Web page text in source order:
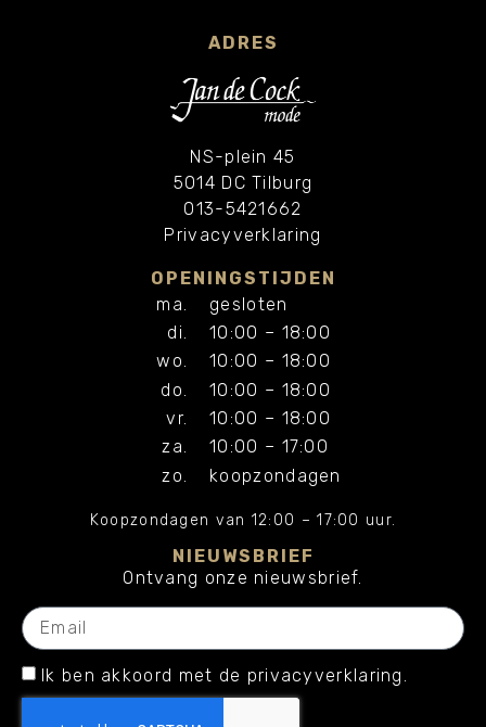
ADRES
NS-plein 45
5014 DC Tilburg
013-5421662
Privacyverklaring
OPENINGSTIJDEN
ma.
di.
wo.
do.
vr.
za.
zo.
gesloten
10:00 – 18:00
10:00 – 18:00
10:00 – 18:00
10:00 – 18:00
10:00 – 17:00
koopzondagen
Koopzondagen van 12:00 – 17:00 uur.
NIEUWSBRIEF
Ontvang onze nieuwsbrief.
Ik ben akkoord met de privacyverklaring.